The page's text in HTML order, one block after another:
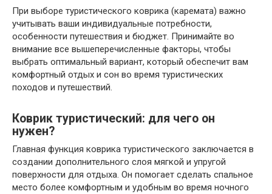
При выборе туристического коврика (каремата) важно
учитывать ваши индивидуальные потребности,
особенности путешествия и бюджет. Принимайте во
внимание все вышеперечисленные факторы, чтобы
выбрать оптимальный вариант, который обеспечит вам
комфортный отдых и сон во время туристических
походов и путешествий.
Коврик туристический: для чего он
нужен?
Главная функция коврика туристического заключается в
создании дополнительного слоя мягкой и упругой
поверхности для отдыха. Он помогает сделать спальное
место более комфортным и удобным во время ночного